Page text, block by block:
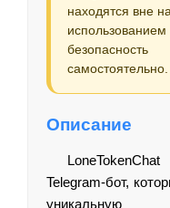
находятся вне
самостоятельно.
Описание
Telegram-бот,
уникальную